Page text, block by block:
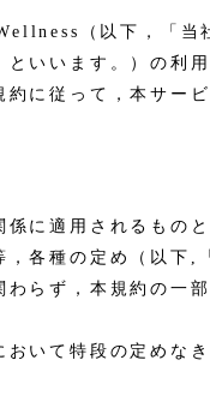
（以下，「当
いいます。）の利
に従って，本サー
に適用されるものと
各種の定め（以下,
らず，本規約の一
いて特段の定めな